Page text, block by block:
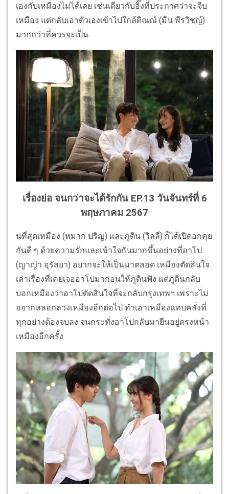
เองกับเหมืองไม่ได้เลย เช่นเดียวกับอิ๊งที่ประกาศว่าจะจีบ
เหมือง แต่กลับเอาตัวเองเข้าไปใกล้ติณณ์ (มีน พีรวิชญ์)
มากกว่าที่ควรจะเป็น
เรื่องย่อ จนกว่าจะได้รักกัน EP.13 วันจันทร์ที่ 6
พฤษภาคม 2567
นที่สุดเหมือง (หมาก ปริญ) และภูดิน (วิลลี่) ก็ได้เปิดอกคุย
กันดี ๆ ด้วยความรักและเข้าใจกันมากขึ้นอย่างที่อาโป
(ญาญ่า อุรัสยา) อยากจะให้เป็นมาตลอด เหมืองตัดสินใจ
เล่าเรื่องที่เคยเจออาโปมาก่อนให้ภูดินฟัง แต่ภูดินกลับ
บอกเหมืองว่าอาโปตัดสินใจที่จะกลับกรุงเทพฯ เพราะไม่
อยากหลอกลวงเหมืองอีกต่อไป ทำเอาเหมืองแทบคลั่งที่
ทุกอย่างต้องจบลง จนกระทั่งอาโปกลับมายืนอยู่ตรงหน้า
เหมืองอีกครั้ง